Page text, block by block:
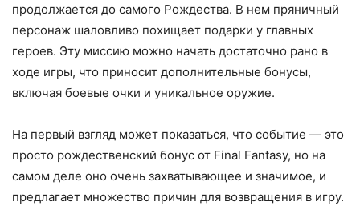
продолжается до самого Рождества. В нем пряничный
персонаж шаловливо похищает подарки у главных
героев. Эту миссию можно начать достаточно рано в
ходе игры, что приносит дополнительные бонусы,
включая боевые очки и уникальное оружие.
На первый взгляд может показаться, что событие — это
просто рождественский бонус от Final Fantasy, но на
самом деле оно очень захватывающее и значимое, и
предлагает множество причин для возвращения в игру.